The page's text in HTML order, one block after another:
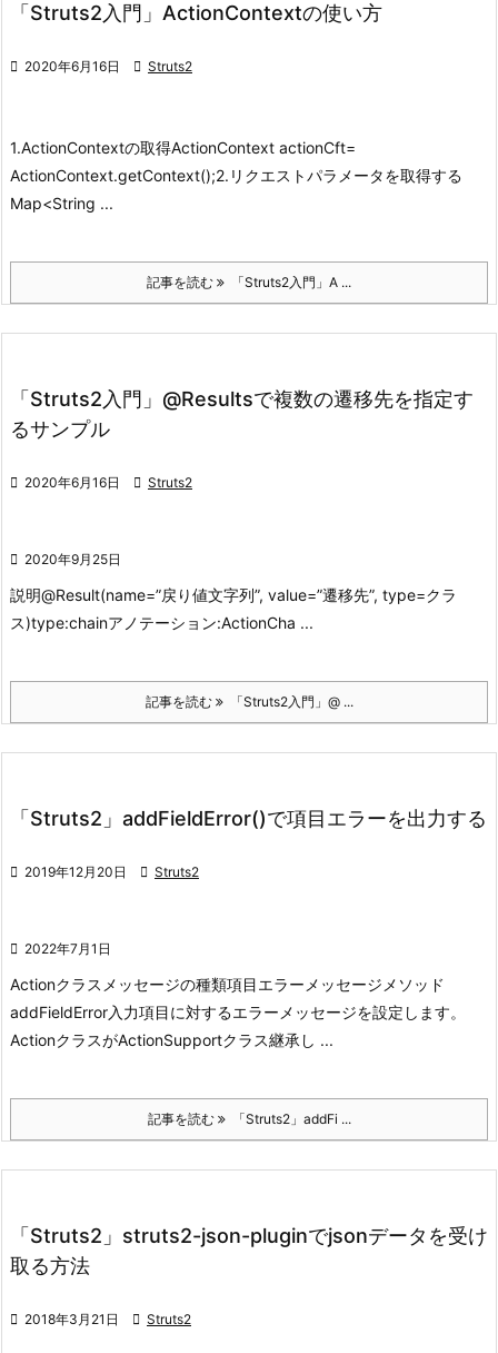
「Struts2入門」ActionContextの使い方
 2020年6月16日  Struts2
1.ActionContextの取得ActionContext actionCft=
ActionContext.getContext();2.リクエストパラメータを取得する
Map<String ...
記事を読む 「Struts2入門」A ...
「Struts2入門」@Resultsで複数の遷移先を指定す
るサンプル
 2020年6月16日  Struts2
 2020年9月25日
説明@Result(name=”戻り値文字列”, value=”遷移先”, type=クラ
ス)type:chainアノテーション:ActionCha ...
記事を読む 「Struts2入門」@ ...
「Struts2」addFieldError()で項目エラーを出力する
 2019年12月20日  Struts2
 2022年7月1日
Actionクラスメッセージの種類項目エラーメッセージ メソッド
addFieldError入力項目に対するエラーメッセージを設定します。
ActionクラスがActionSupportクラス継承し ...
記事を読む 「Struts2」addFi ...
「Struts2」struts2-json-pluginでjsonデータを受け
取る方法
 2018年3月21日  Struts2